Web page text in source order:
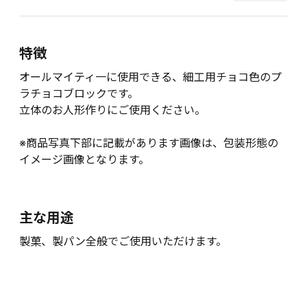
特徴
オールマイティ一に使用できる、細工用チョコ色のプ
ラチョコブロックです。
立体のお人形作りにご使用ください。
※商品写真下部に記載があります画像は、包装形態の
イメージ画像となります。
主な用途
製菓、製パン全般でご使用いただけます。